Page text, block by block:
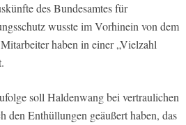
des Bundesamtes für
wusste im Vorhinein von dem
haben in einer „Vielzahl
soll Haldenwang bei vertraulichen
den Enthüllungen geäußert haben, das